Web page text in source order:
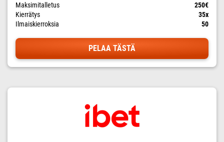
Maksimitalletus
250€
Kierrätys
35x
Ilmaiskierroksia
50
PELAA TÄSTÄ